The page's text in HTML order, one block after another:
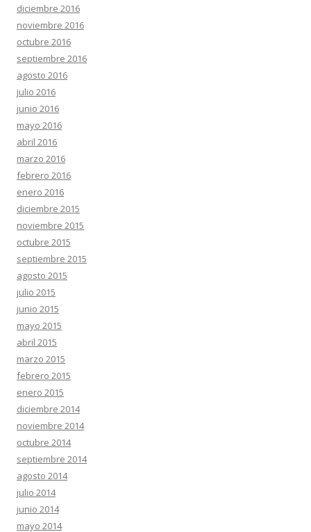
diciembre 2016
noviembre 2016
octubre 2016
septiembre 2016
agosto 2016
julio 2016
junio 2016
mayo 2016
abril 2016
marzo 2016
febrero 2016
enero 2016
diciembre 2015
noviembre 2015
octubre 2015
septiembre 2015
agosto 2015
julio 2015
junio 2015
mayo 2015
abril 2015
marzo 2015
febrero 2015
enero 2015
diciembre 2014
noviembre 2014
octubre 2014
septiembre 2014
agosto 2014
julio 2014
junio 2014
mayo 2014